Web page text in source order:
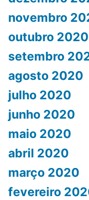
novembro
outubro 2020
setembro
agosto 2020
julho 2020
junho 2020
maio 2020
abril 2020
março 2020
fevereiro